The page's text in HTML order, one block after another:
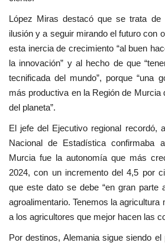
López Miras destacó que se trata de
ilusión y a seguir mirando el futuro con
esta inercia de crecimiento “al buen
la innovación” y al hecho de que
tecnificada del mundo”, porque “una
más productiva en la Región de Murcia
del planeta”.
El jefe del Ejecutivo regional recordó,
Nacional de Estadística confirmaba
Murcia fue la autonomía que más
2024, con un incremento del 4,5 por
que este dato se debe “en gran parte
agroalimentario. Tenemos la agricultura
a los agricultores que mejor hacen las
Por destinos, Alemania sigue siendo